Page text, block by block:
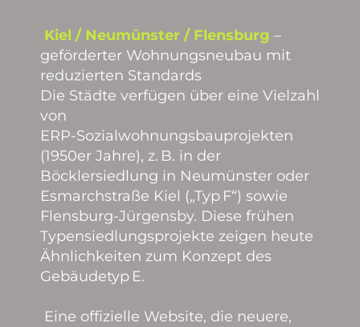
Kiel / Neumünster / Flensburg –
geförderter Wohnungsneubau mit
reduzierten Standards
Die Städte verfügen über eine Vielzahl
von
ERP‑Sozialwohnungsbauprojekten
(1950er Jahre), z. B. in der
Böcklersiedlung in Neumünster oder
Esmarchstraße Kiel („Typ F“) sowie
Flensburg-Jürgensby. Diese frühen
Typensiedlungsprojekte zeigen heute
Ähnlichkeiten zum Konzept des
Gebäudetyp E.
Eine offizielle Website, die neuere,